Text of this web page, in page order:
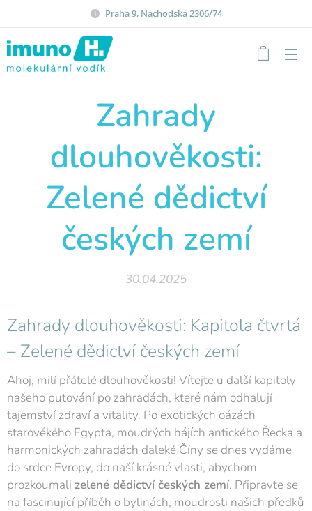
Praha 9, Náchodská 2306/74
Zahrady
dlouhověkosti:
Zelené dědictví
českých zemí
30.04.2025
Zahrady dlouhověkosti: Kapitola čtvrtá
– Zelené dědictví českých zemí
Ahoj, milí přátelé dlouhověkosti! Vítejte u další kapitoly
našeho putování po zahradách, které nám odhalují
tajemství zdraví a vitality. Po exotických oázách
starověkého Egypta, moudrých hájích antického Řecka a
harmonických zahradách daleké Číny se dnes vydáme
do srdce Evropy, do naší krásné vlasti, abychom
prozkoumali zelené dědictví českých zemí. Připravte se
na fascinující příběh o bylinách, moudrosti našich předků